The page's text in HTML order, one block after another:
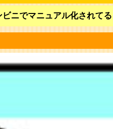
ニでマニュアル化されてる